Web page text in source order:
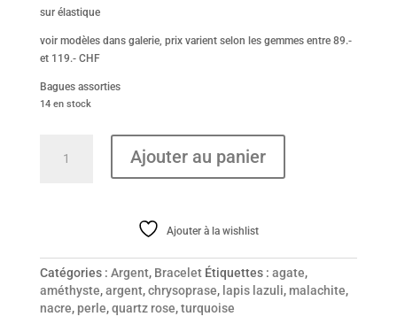
sur élastique
voir modèles dans galerie, prix varient selon les gemmes entre 89.-
et 119.- CHF
Bagues assorties
14 en stock
Ajouter au panier
Ajouter à la wishlist
Catégories : Argent, Bracelet Étiquettes : agate,
améthyste,argent,chrysoprase, lapis lazuli, malachite,
nacre, perle,quartz rose,turquoise